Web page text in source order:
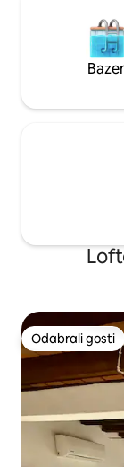
Odabrali gosti
Odabrali gosti